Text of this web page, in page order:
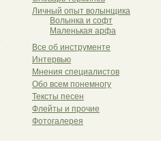
Личный опыт волынщика
Волынка и софт
Маленькая арфа
Все об инструменте
Интервью
Мнения специалистов
Обо всем понемногу
Тексты песен
Флейты и прочие
Фотогалерея